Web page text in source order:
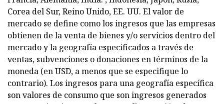
Corea del Sur, Reino Unido, EE. UU. El valor de
mercado se define como los ingresos que las empresas
obtienen de la venta de bienes y/o servicios dentro del
mercado y la geografía especificados a través de
ventas, subvenciones o donaciones en términos de la
moneda (en USD, a menos que se especifique lo
contrario). Los ingresos para una geografía específica
son valores de consumo que son ingresos generados